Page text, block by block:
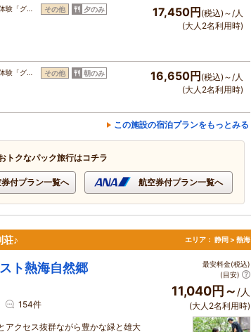
験「グ… その他 夕のみ 17,450円(税込)～/人
(大人2名利用時)
験「グ… その他 朝のみ 16,650円(税込)～/人
(大人2名利用時)
この施設の宿泊プランをもっとみる
トクなパック旅行はコチラ
付プラン一覧へ 航空券付プラン一覧へ
荘♪ エリア： 静岡 > 熱海
ト熱海自然郷
154件
アクセス抜群ながら豊かな緑と雄大
最安料金(税込)
(目安)
11,040円～/人
(大人2名利用時)